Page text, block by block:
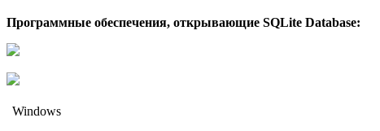
Программные обеспечения, открывающие SQLite Database:
Windows